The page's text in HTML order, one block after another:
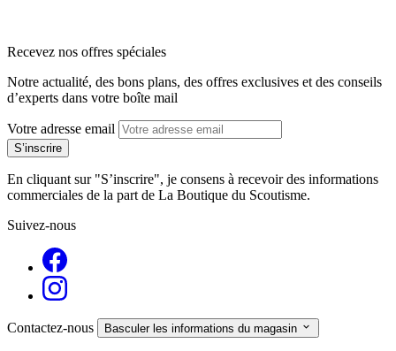
Recevez nos offres spéciales
Notre actualité, des bons plans, des offres exclusives et des conseils
d’experts dans votre boîte mail
Votre adresse email
En cliquant sur "S’inscrire", je consens à recevoir des informations
commerciales de la part de La Boutique du Scoutisme.
Suivez-nous
Contactez-nous Basculer les informations du magasin 